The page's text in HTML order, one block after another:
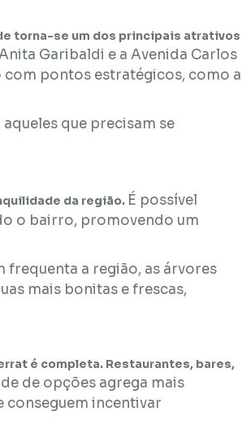
torna-se um dos principais atrativos
Garibaldi e a Avenida Carlos
pontos estratégicos, como a
que precisam se
da região. É possível
o bairro, promovendo um
a região, as árvores
mais bonitas e frescas,
é completa. Restaurantes, bares,
de opções agrega mais
incentivar